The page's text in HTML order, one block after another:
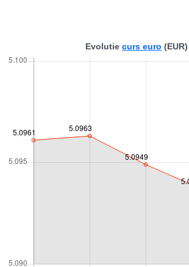
Evolutie curs euro (EUR)